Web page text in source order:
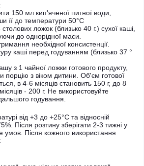
150 мл кип'яченої питної води,
її до температури 50°C
ложок (близько 40 г.) сухої каші,
до однорідної маси.
необхідної консистенції.
каші перед годуванням (близько 37 °
з 1 чайної ложки готового продукту,
порцію з віком дитини. Об'єм готової
в 4-6 місяців становить 150 г, до 8
- 200 г. Не використовуйте
годування.
від +3 до +25°C та відносній
Після розтину зберігати 2-3 тижні у
умов. Після кожного використання